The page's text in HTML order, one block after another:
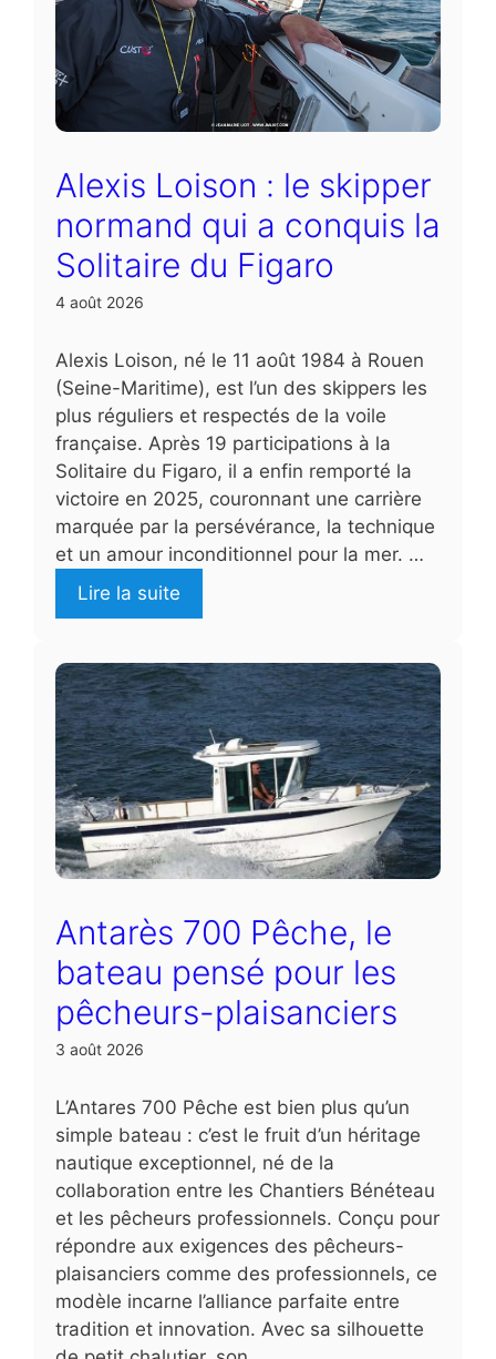
Alexis Loison : le skipper
normand qui a conquis la
Solitaire du Figaro
4 août 2026
Alexis Loison, né le 11 août 1984 à Rouen
(Seine-Maritime), est l’un des skippers les
plus réguliers et respectés de la voile
française. Après 19 participations à la
Solitaire du Figaro, il a enfin remporté la
victoire en 2025, couronnant une carrière
marquée par la persévérance, la technique
et un amour inconditionnel pour la mer. …
Lire la suite
Antarès 700 Pêche, le
bateau pensé pour les
pêcheurs-plaisanciers
3 août 2026
L’Antares 700 Pêche est bien plus qu’un
simple bateau : c’est le fruit d’un héritage
nautique exceptionnel, né de la
collaboration entre les Chantiers Bénéteau
et les pêcheurs professionnels. Conçu pour
répondre aux exigences des pêcheurs-
plaisanciers comme des professionnels, ce
modèle incarne l’alliance parfaite entre
tradition et innovation. Avec sa silhouette